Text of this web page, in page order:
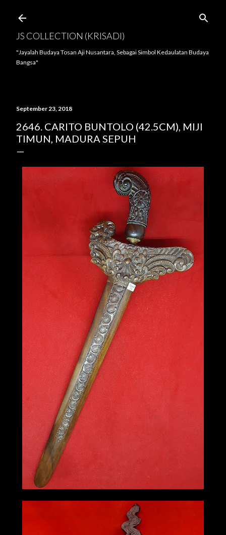
JS COLLECTION (KRISADI)
"Jayalah Budaya Tosan Aji Nusantara, Sebagai Simbol Kedaulatan Budaya
Bangsa"
September 23, 2018
2646. CARITO BUNTOLO (42.5CM), MIJI
TIMUN, MADURA SEPUH